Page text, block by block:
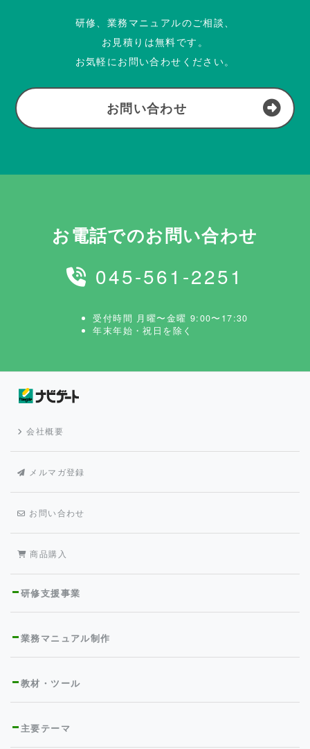
研修、業務マニュアルのご相談、
お見積りは無料です。
お気軽にお問い合わせください。
お問い合わせ
お電話でのお問い合わせ
045-561-2251
受付時間 月曜〜金曜 9:00〜17:30
年末年始・祝日を除く
会社概要
メルマガ登録
お問い合わせ
商品購入
研修支援事業
業務マニュアル制作
教材・ツール
主要テーマ